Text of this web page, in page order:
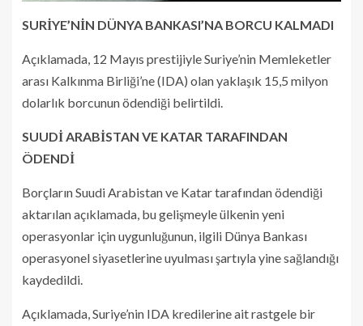
SURİYE’NİN DÜNYA BANKASI’NA BORCU KALMADI
Açıklamada, 12 Mayıs prestijiyle Suriye’nin Memleketler
arası Kalkınma Birliği’ne (IDA) olan yaklaşık 15,5 milyon
dolarlık borcunun ödendiği belirtildi.
SUUDİ ARABİSTAN VE KATAR TARAFINDAN
ÖDENDİ
Borçların Suudi Arabistan ve Katar tarafından ödendiği
aktarılan açıklamada, bu gelişmeyle ülkenin yeni
operasyonlar için uygunluğunun, ilgili Dünya Bankası
operasyonel siyasetlerine uyulması şartıyla yine sağlandığı
kaydedildi.
Açıklamada, Suriye’nin IDA kredilerine ait rastgele bir